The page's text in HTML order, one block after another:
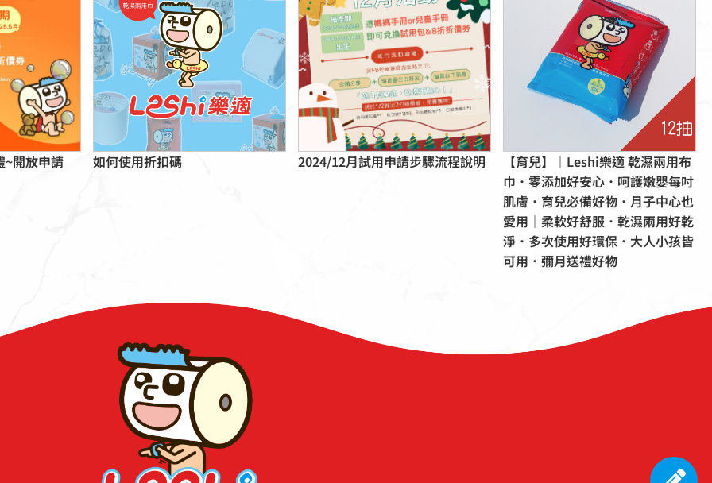
~開放申請
點擊這裡
如何使用折扣碼
點擊這裡
2024/12月試用申請步驟流程說明
點擊這裡
【育兒】｜Leshi樂適 乾濕兩用布
巾．零添加好安心．呵護嫩嬰每吋
肌膚．育兒必備好物．月子中心也
愛用｜柔軟好舒服．乾濕兩用好乾
淨．多次使用好環保．大人小孩皆
可用．彌月送禮好物